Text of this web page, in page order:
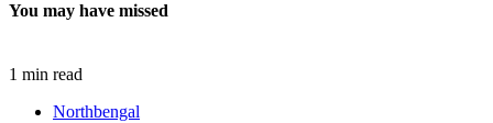
You may have missed
1 min read
Northbengal